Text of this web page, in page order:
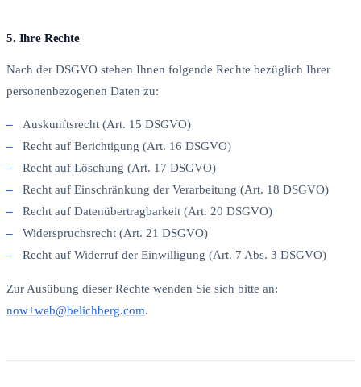
5. Ihre Rechte
Nach der DSGVO stehen Ihnen folgende Rechte bezüglich Ihrer
personenbezogenen Daten zu:
Auskunftsrecht (Art. 15 DSGVO)
Recht auf Berichtigung (Art. 16 DSGVO)
Recht auf Löschung (Art. 17 DSGVO)
Recht auf Einschränkung der Verarbeitung (Art. 18 DSGVO)
Recht auf Datenübertragbarkeit (Art. 20 DSGVO)
Widerspruchsrecht (Art. 21 DSGVO)
Recht auf Widerruf der Einwilligung (Art. 7 Abs. 3 DSGVO)
Zur Ausübung dieser Rechte wenden Sie sich bitte an:
now+web@belichberg.com.